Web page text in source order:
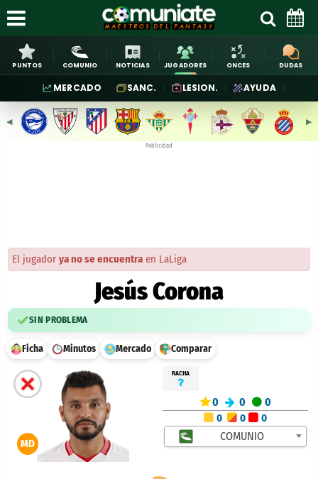
PUNTOS COMUNIO NOTICIAS JUGADORES ONCES DUDAS
MERCADO SANC. LESION. AYUDA
◀︎ ▶︎
Publicidad
El jugador ya no se encuentra en LaLiga
Jesús Corona
SIN PROBLEMA
Ficha Minutos Mercado Comparar
MD
RACHA
0 0 0
0 0 0
COMUNIO